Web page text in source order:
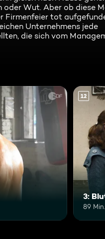
oder Wut. Aber ob diese
Firmenfeier tot
Unternehmens jede
die sich vom
12
3:
89 Min.